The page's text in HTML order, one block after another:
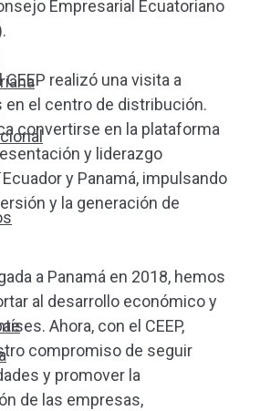
Empresarial Ecuatoriano
realizó una visita a
en el centro de distribución.
convertirse en la plataforma
y liderazgo
y Panamá, impulsando
y la generación de
a Panamá en 2018, hemos
al desarrollo económico y
Ahora, con el CEEP,
compromiso de seguir
y promover la
de las empresas,